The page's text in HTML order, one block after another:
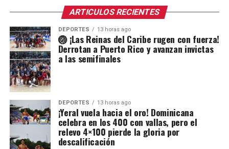
ARTICULOS RECIENTES
DEPORTES 13 horas ago
🏐 ¡Las Reinas del Caribe rugen con fuerza!
Derrotan a Puerto Rico y avanzan invictas
a las semifinales
DEPORTES 13 horas ago
¡Yeral vuela hacia el oro! Dominicana
celebra en los 400 con vallas, pero el
relevo 4×100 pierde la gloria por
descalificación